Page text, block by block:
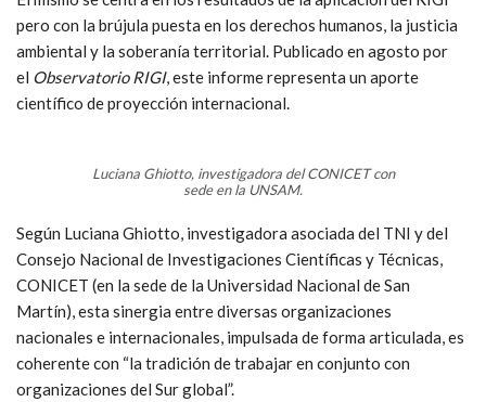
pero con la brújula puesta en los derechos humanos, la justicia
ambiental y la soberanía territorial. Publicado en agosto por
el Observatorio RIGI, este informe representa un aporte
científico deproyección internacional.
Luciana Ghiotto, investigadora del CONICET con
sede en la UNSAM.
Según Luciana Ghiotto, investigadora asociada del TNI y del
Consejo Nacional de Investigaciones Científicas y Técnicas,
CONICET (en la sede de la Universidad Nacional de San
Martín),esta sinergia entre diversas organizaciones
nacionales e internacionales, impulsada de forma articulada, es
coherente con “la tradición de trabajar en conjunto con
organizaciones del Sur global”.